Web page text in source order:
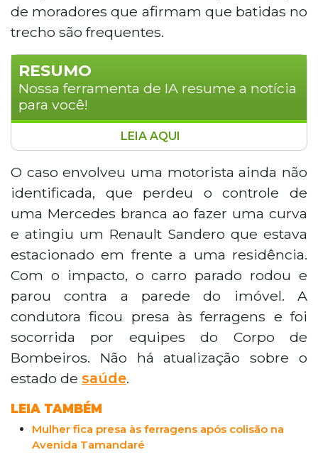
de moradores que afirmam que batidas no
trecho são frequentes.
RESUMO
Nossa ferramenta de IA resume a notícia
para você!
Uma motorista não identificada perdeu o
controle de uma Mercedes branca ao
fazer uma curva na Avenida Tamandaré,
em Campo Grande, e atingiu um Renault
Sandero estacionado, que foi
arremessado contra a parede de uma
residência. A condutora ficou presa às
ferragens e foi resgatada pelo Corpo de
Bombeiros. Moradores relatam que
acidentes no trecho são frequentes e
cobram medidas das autoridades.
LEIA AQUI
O caso envolveu uma motorista ainda não
identificada, que perdeu o controle de
uma Mercedes branca ao fazer uma curva
e atingiu um Renault Sandero que estava
estacionado em frente a uma residência.
Com o impacto, o carro parado rodou e
parou contra a parede do imóvel. A
condutora ficou presa às ferragens e foi
socorrida por equipes do Corpo de
Bombeiros. Não há atualização sobre o
estado de saúde.
LEIA TAMBÉM
Mulher fica presa às ferragens após colisão na
Avenida Tamandaré